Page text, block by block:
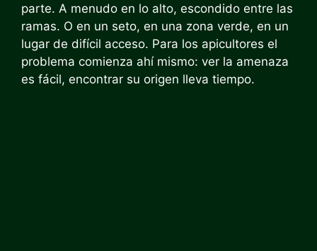
parte. A menudo en lo alto, escondido entre las
ramas. O en un seto, en una zona verde, en un
lugar de difícil acceso. Para los apicultores el
problema comienza ahí mismo: ver la amenaza
es fácil, encontrar su origen lleva tiempo.